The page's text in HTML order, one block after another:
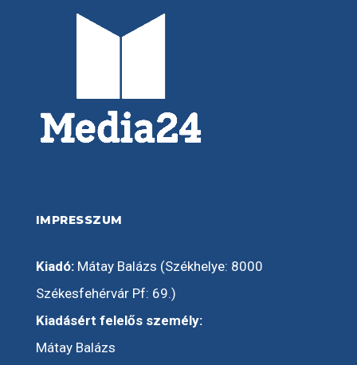
IMPRESSZUM
Kiadó:Mátay Balázs (Székhelye: 8000
Székesfehérvár Pf: 69.)
Kiadásért felelős személy:
Mátay Balázs